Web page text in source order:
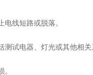
线短路或脱落。
试电器、灯光或其他相关